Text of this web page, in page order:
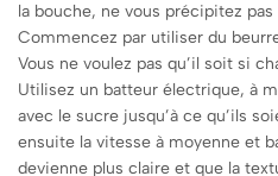
la bouche, ne vous précipitez
Commencez par utiliser du
Vous ne voulez pas qu’il soit si
Utilisez un batteur électrique, à
avec le sucre jusqu’à ce qu’ils
ensuite la vitesse à moyenne et
devienne plus claire et que la